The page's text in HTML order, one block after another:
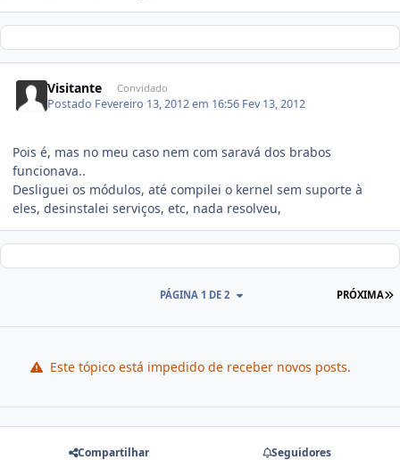
Visitante Convidado
Postado Fevereiro 13, 2012 em 16:56 Fev 13, 2012
Pois é, mas no meu caso nem com saravá dos brabos
funcionava..
Desliguei os módulos, até compilei o kernel sem suporte à
eles, desinstalei serviços, etc, nada resolveu,
PRÓXIMA
PÁGINA 1 DE 2
Este tópico está impedido de receber novos posts.
Compartilhar Seguidores